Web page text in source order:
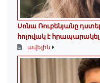
Սոնա Ռուբենյանը
հոլովակ է հրապարակել
ավելին